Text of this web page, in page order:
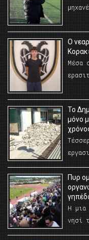
O
Μέσα
Το
μόνο
Πυρ
Η μια
νησί